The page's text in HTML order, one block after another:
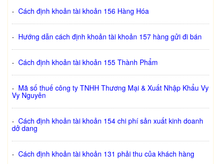
- Cách định khoản tài khoản 156 Hàng Hóa
- Hướng dẫn cách định khoản tài khoản 157 hàng gửi đi bán
- Cách định khoản tài khoản 155 Thành Phẩm
- Mã số thuế công ty TNHH Thương Mại & Xuất Nhập Khẩu Vy
Vy Nguyên
- Cách định khoản tài khoản 154 chi phí sản xuất kinh doanh
dở dang
- Cách định khoản tài khoản 131 phải thu của khách hàng